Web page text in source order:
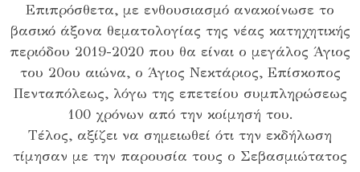
Επιπρόσθετα, με ενθουσιασμό ανακοίνωσε το
βασικό άξονα θεματολογίας της νέας κατηχητικής
περιόδου 2019-2020 που θα είναι ο μεγάλος Άγιος
του 20ου αιώνα, ο Άγιος Νεκτάριος, Επίσκοπος
Πενταπόλεως, λόγω της επετείου συμπληρώσεως
100 χρόνων από την κοίμησή του.
Τέλος, αξίζει να σημειωθεί ότι την εκδήλωση
τίμησαν με την παρουσία τους ο Σεβασμιώτατος